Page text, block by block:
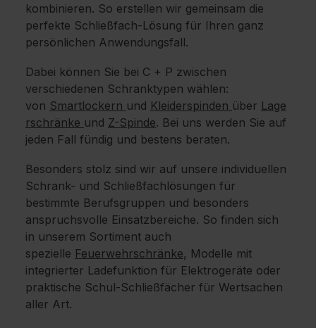
kombinieren. So erstellen wir gemeinsam die
perfekte Schließfach-Lösung für Ihren ganz
persönlichen Anwendungsfall.
Dabei können Sie bei C + P zwischen
verschiedenen Schranktypen wählen:
von Smartlockern und Kleiderspinden über Lage
rschränke und Z-Spinde. Bei uns werden Sie auf
jeden Fall fündig und bestens beraten.
Besonders stolz sind wir auf unsere individuellen
Schrank- und Schließfachlösungen für
bestimmte Berufsgruppen und besonders
anspruchsvolle Einsatzbereiche. So finden sich
in unserem Sortiment auch
spezielle Feuerwehrschränke, Modelle mit
integrierter Ladefunktion für Elektrogeräte oder
praktische Schul-Schließfächer für Wertsachen
aller Art.